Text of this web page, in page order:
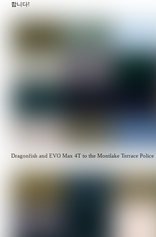
합니다!
Dragonfish and EVO Max 4T to the Montlake Terrace Police